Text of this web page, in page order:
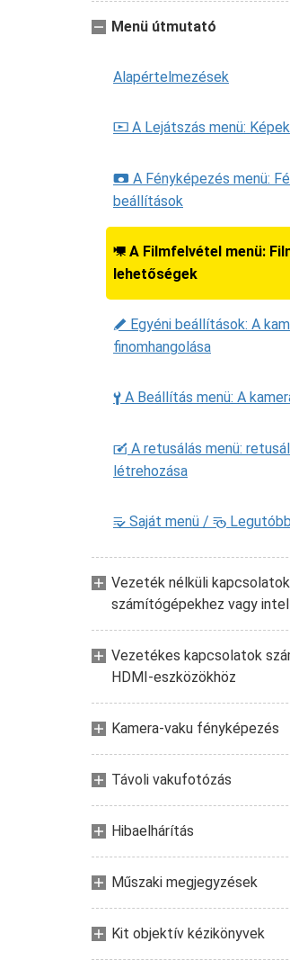
Menü útmutató
Alapértelmezések
D A Lejátszás menü:
C A Fényképezés menü:
beállítások
1 A Filmfelvétel menü:
lehetőségek
A Egyéni beállítások: A
finomhangolása
B A Beállítás menü: A
N A retusálás menü:
létrehozása
O Saját menü / m
Vezeték nélküli
számítógépekhez vagy
Vezetékes kapcsolatok
HDMI-eszközökhöz
Kamera-vaku fényképezés
Távoli vakufotózás
Hibaelhárítás
Műszaki megjegyzések
Kit objektív kézikönyvek